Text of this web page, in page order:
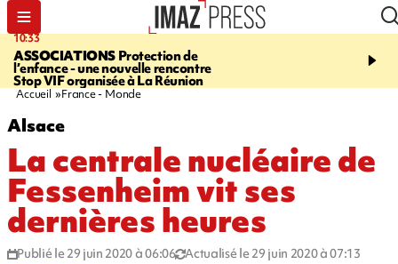
10:33
ASSOCIATIONSProtection de
l’enfance - une nouvelle rencontre
Stop VIF organisée à La Réunion
15:03
Vaste feu
l'ouest du pays, 20.000
Accueil France - Monde
Alsace
La centrale nucléaire de
Fessenheim vit ses
dernières heures
Publié le 29 juin 2020 à 06:06 Actualisé le 29 juin 2020 à 07:13